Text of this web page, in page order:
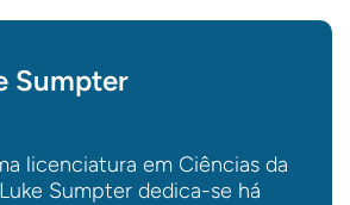
Sumpter
licenciatura em Ciências da
Sumpter dedica-se há